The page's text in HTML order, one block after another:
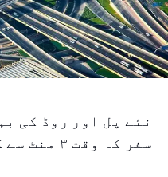
نئے پل اور روڈ کی
سفر کا وقت ۳ منٹ سے کم